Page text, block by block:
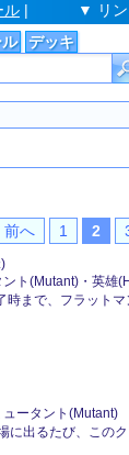
デッキ
ル | ▼ リ
前へ 1 2
ト(Mutant)・英雄
まで、フラットマ
ータント(Mutant)
に出るたび、この